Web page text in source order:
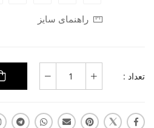
راهنمای سایز
تعداد :